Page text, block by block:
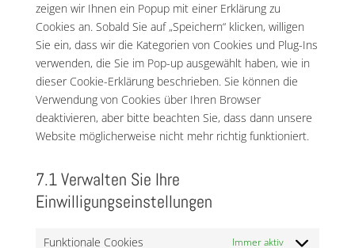
zeigen wir Ihnen ein Popup mit einer Erklärung zu
Cookies an. Sobald Sie auf „Speichern“ klicken, willigen
Sie ein, dass wir die Kategorien von Cookies und Plug-Ins
verwenden, die Sie im Pop-up ausgewählt haben, wie in
dieser Cookie-Erklärung beschrieben. Sie können die
Verwendung von Cookies über Ihren Browser
deaktivieren, aber bitte beachten Sie, dass dann unsere
Website möglicherweise nicht mehr richtig funktioniert.
7.1 Verwalten Sie Ihre
Einwilligungseinstellungen
Funktionale Cookies Immer aktiv